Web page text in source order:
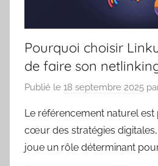
Pourquoi choisir
de faire son
Publié le 18 septembre 2025
Le référencement naturel
cœur des stratégies
joue un rôle déterminant